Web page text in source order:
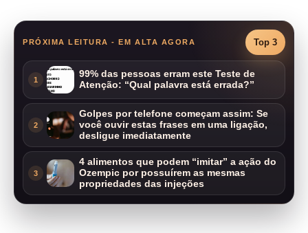
PRÓXIMA LEITURA - EM ALTA AGORA Top 3
1
99% das pessoas erram este Teste de
Atenção: “Qual palavra está errada?”
2
Golpes por telefone começam assim: Se
você ouvir estas frases em uma ligação,
desligue imediatamente
3
4 alimentos que podem “imitar” a ação do
Ozempic por possuírem as mesmas
propriedades das injeções